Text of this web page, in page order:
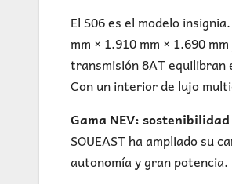
El S06 es el modelo
mm × 1.910 mm × 1.690
transmisión 8AT equilibran
Con un interior de lujo
Gama NEV:
SOUEAST ha ampliado su
autonomía y gran potencia.